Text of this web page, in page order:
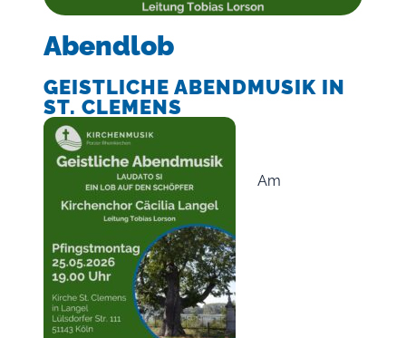
Abendlob
GEISTLICHE ABENDMUSIK IN
ST. CLEMENS
Am